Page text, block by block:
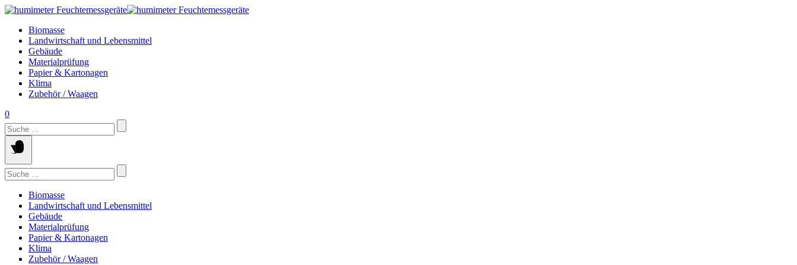
Springe
Inhalt
Biomasse
Landwirtschaft und Lebensmittel
Gebäude
Materialprüfung
Papier & Kartonagen
Klima
Zubehör / Waagen
0
Suchen
nach:
Suchen
nach:
Biomasse
Landwirtschaft und Lebensmittel
Gebäude
Materialprüfung
Papier & Kartonagen
Klima
Zubehör / Waagen